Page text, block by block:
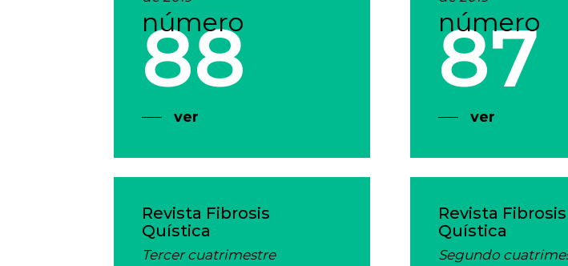
número
88
ver
número
87
ver
Revista Fibrosis
Quística
Tercer cuatrimestre
Revista Fibrosis
Quística
Segundo